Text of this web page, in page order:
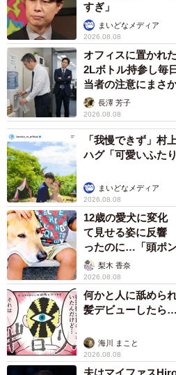
すぎ」
まいどなメディア
2026.08.08
オフィスに置かれ
2Lボトル持参し毎
当者の注意にまさ
説】長澤 芳子
2026.08.08
「我慢できず」村
ハグ「可愛いふた
まいどなメディア
2026.08.08
12歳の愛犬に変化
て見せる姿に反響
ったのに…「頭ポ
「尊…」
梨木 香奈
2026.08.08
何かと人に舐めら
髪デビューしたら
海川 まこと
2026.08.08
夫はマイファス